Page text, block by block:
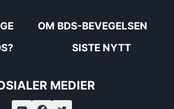
OM BDS-BEVEGELSEN
SISTE NYTT
MEDIER